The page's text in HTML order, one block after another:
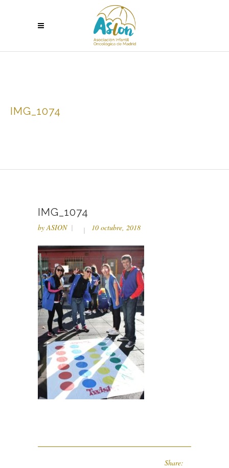
IMG_1074
IMG_1074
byASION 10 octubre, 2018
Share: